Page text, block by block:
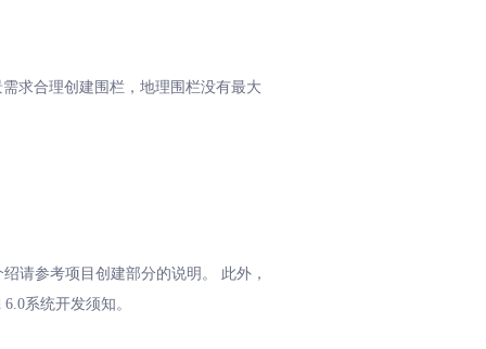
求合理创建围栏，地理围栏没有最大
请参考项目创建部分的说明。 此外，
系统开发须知。